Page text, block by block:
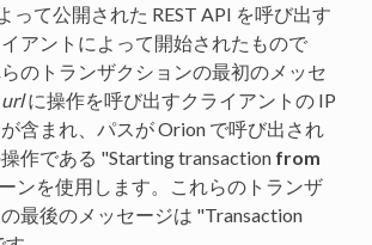
って公開された REST API を呼び出す
アントによって開始されたもので
のトランザクションの最初のメッセ
urlに操作を呼び出すクライアントの IP
含まれ、パスが Orion で呼び出され
作である "Starting transaction from
ンを使用します。これらのトランザ
最後のメッセージは "Transaction